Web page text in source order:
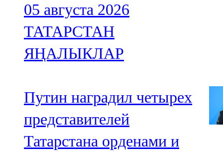
05 августа 2026
ТАТАРСТАН
ЯҢАЛЫКЛАР
Путин наградил четырех
представителей
Татарстана орденами и